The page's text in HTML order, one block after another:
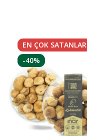
EN ÇOK SATANLAR
-40%